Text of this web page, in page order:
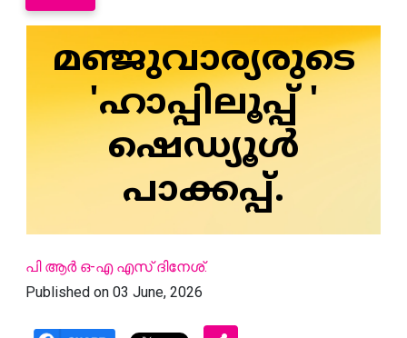
മഞ്ജുവാര്യരുടെ
'ഹാപ്പിലൂപ്പ് '
ഷെഡ്യൂള്‍
പാക്കപ്പ്.
പി ആര്‍ ഒ-എ എസ് ദിനേശ്.
Published on 03 June, 2026